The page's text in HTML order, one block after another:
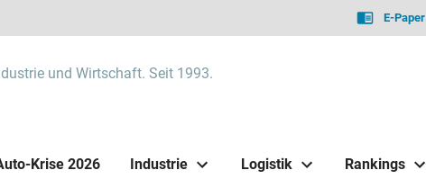
E-Paper
und Wirtschaft. Seit 1993.
Krise 2026 Industrie Logistik Rankings